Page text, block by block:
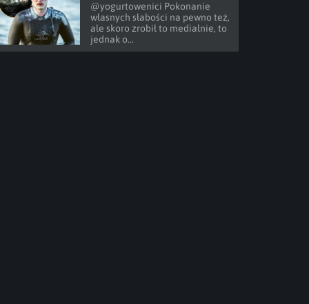
@yogurtowenici Pokonanie
własnych słabości na pewno też,
ale skoro zrobił to medialnie, to
jednak o...